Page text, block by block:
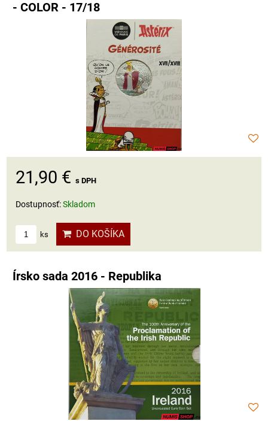
- COLOR - 17/18
21,90 € s DPH
Dostupnosť:Skladom
ks DO KOŠÍKA
Írsko sada 2016 - Republika